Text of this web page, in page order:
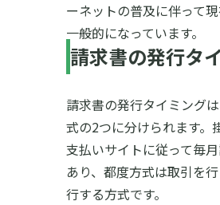
ーネットの普及に伴って
一般的になっています。
請求書の発行タ
請求書の発行タイミング
式の2つに分けられます。
支払いサイトに従って毎
あり、都度方式は取引を
行する方式です。